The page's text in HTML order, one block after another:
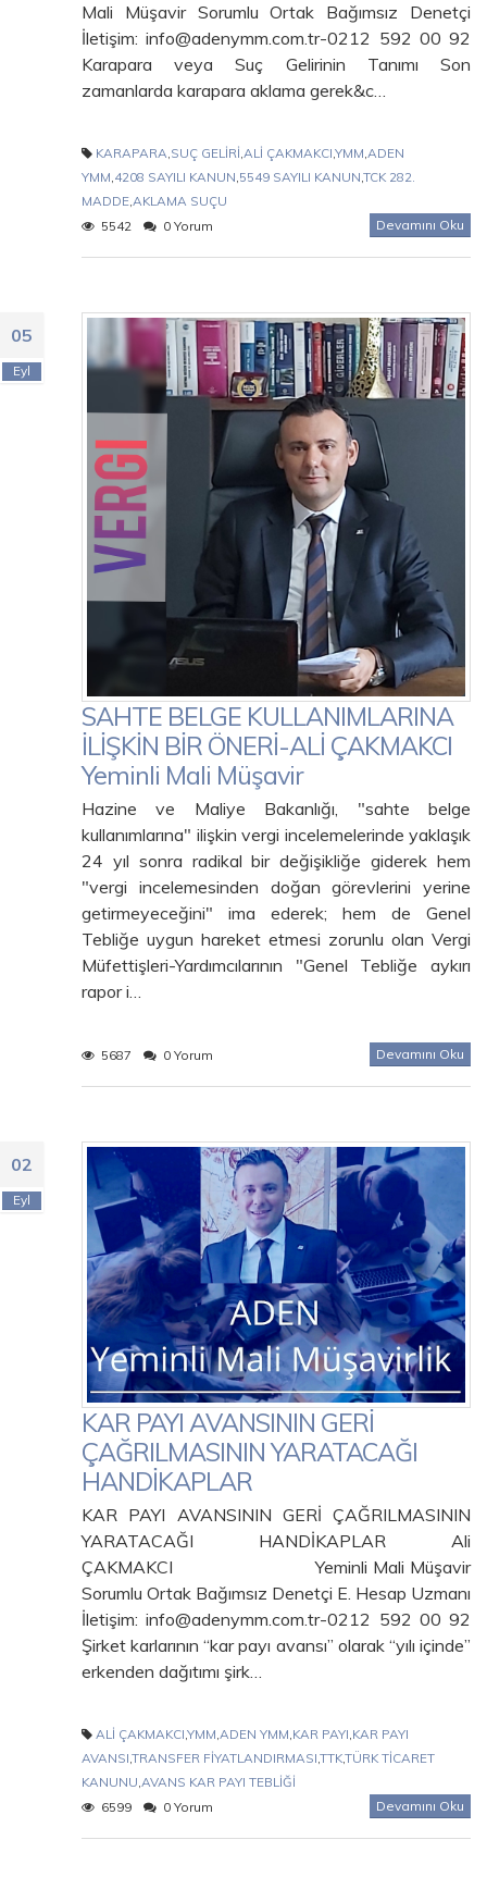
Mali Müşavir Sorumlu Ortak Bağımsız Denetçi
İletişim: info@adenymm.com.tr-0212 592 00 92
Karapara veya Suç Gelirinin Tanımı Son
zamanlarda karapara aklama gerek&c…
KARAPARA,SUÇ GELİRİ,ALİ ÇAKMAKCI,YMM,ADEN
YMM,4208 SAYILI KANUN,5549 SAYILI KANUN,TCK 282.
MADDE,AKLAMA SUÇU
5542
0 Yorum Devamını Oku
05
Eyl
SAHTE BELGE KULLANIMLARINA
İLİŞKİN BİR ÖNERİ-ALİ ÇAKMAKCI
Yeminli Mali Müşavir
Hazine ve Maliye Bakanlığı, "sahte belge
kullanımlarına" ilişkin vergi incelemelerinde yaklaşık
24 yıl sonra radikal bir değişikliğe giderek hem
"vergi incelemesinden doğan görevlerini yerine
getirmeyeceğini" ima ederek; hem de Genel
Tebliğe uygun hareket etmesi zorunlu olan Vergi
Müfettişleri-Yardımcılarının "Genel Tebliğe aykırı
rapor i…
5687 0 Yorum Devamını Oku
02
Eyl
KAR PAYI AVANSININ GERİ
ÇAĞRILMASININ YARATACAĞI
HANDİKAPLAR
KAR PAYI AVANSININ GERİ ÇAĞRILMASININ
YARATACAĞI HANDİKAPLAR Ali
ÇAKMAKCI Yeminli Mali Müşavir
Sorumlu Ortak Bağımsız Denetçi E. Hesap Uzmanı
İletişim: info@adenymm.com.tr-0212 592 00 92
Şirket karlarının “kar payı avansı” olarak “yılı içinde”
erkenden dağıtımı şirk…
ALİ ÇAKMAKCI,YMM,ADEN YMM,KAR PAYI,KAR PAYI
AVANSI,TRANSFER FİYATLANDIRMASI,TTK,TÜRK TİCARET
KANUNU,AVANS KAR PAYI TEBLİĞİ
6599
0 Yorum Devamını Oku